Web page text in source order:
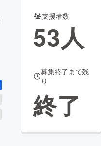
支援者数
53人
募集終了まで残
り
終了